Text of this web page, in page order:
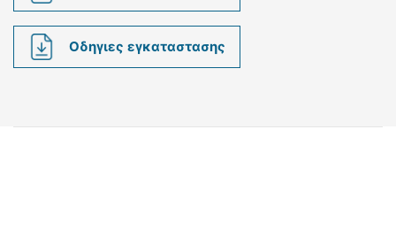
Οδηγιες εγκαταστασης